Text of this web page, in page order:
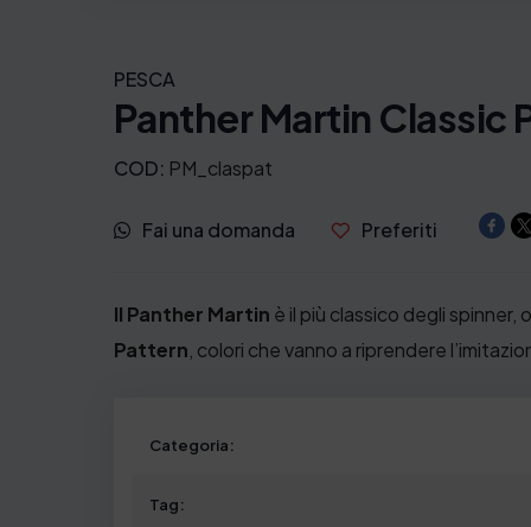
a
r
e
PESCA
Panther Martin Classic
COD: PM_claspat
Fai una domanda Preferiti
Il Panther Martin è il più classico degli spinner,
Pattern , colori che vanno a riprendere
Categoria:
Tag: